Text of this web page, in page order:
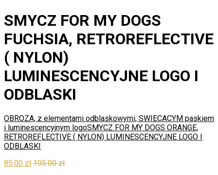
SMYCZ FOR MY DOGS
FUCHSIA, RETROREFLECTIVE
( NYLON)
LUMINESCENCYJNE LOGO I
ODBLASKI
OBROZA, z elementami odblaskowymi, SWIECACYM paskiem
i luminescencyjnym logoSMYCZ FOR MY DOGS ORANGE,
RETROREFLECTIVE ( NYLON) LUMINESCENCYJNE LOGO I
ODBLASKI
85.00 zł 105.00zł